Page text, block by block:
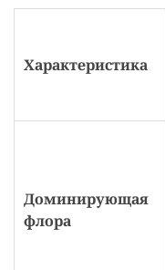
Характеристика
Доминирующая
флора